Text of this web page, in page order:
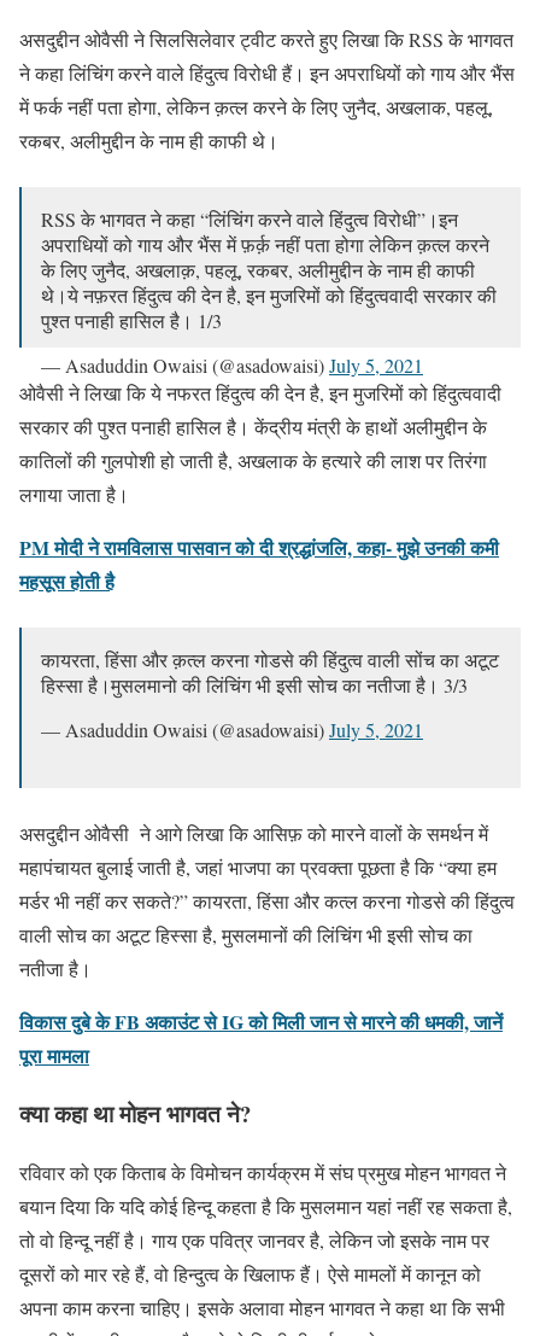
असदुद्दीन ओवैसी ने सिलसिलेवार ट्वीट करते हुए लिखा कि RSS के भागवत
ने कहा लिंचिंग करने वाले हिंदुत्व विरोधी हैं। इन अपराधियों को गाय और भैंस
में फर्क नहीं पता होगा, लेकिन क़त्ल करने के लिए जुनैद, अखलाक, पहलू,
रकबर, अलीमुद्दीन के नाम ही काफी थे।
RSS के भागवत ने कहा “लिंचिंग करने वाले हिंदुत्व विरोधी”।इन
अपराधियों को गाय और भैंस में फ़र्क़ नहीं पता होगा लेकिन क़त्ल करने
के लिए जुनैद, अखलाक़, पहलू, रकबर, अलीमुद्दीन के नाम ही काफी
थे।ये नफ़रत हिंदुत्व की देन है, इन मुजरिमों को हिंदुत्ववादी सरकार की
पुश्त पनाही हासिल है। 1/3
— Asaduddin Owaisi (@asadowaisi)July 5, 2021
ओवैसी ने लिखा कि ये नफरत हिंदुत्व की देन है, इन मुजरिमों को हिंदुत्ववादी
सरकार की पुश्त पनाही हासिल है। केंद्रीय मंत्री के हाथों अलीमुद्दीन के
कातिलों की गुलपोशी हो जाती है, अखलाक के हत्यारे की लाश पर तिरंगा
लगाया जाता है।
PM मोदी ने रामविलास पासवान को दी श्रद्धांजलि, कहा- मुझे उनकी कमी
महसूस होती है
कायरता, हिंसा और क़त्ल करना गोडसे की हिंदुत्व वाली सोंच का अटूट
हिस्सा है।मुसलमानो की लिंचिंग भी इसी सोच का नतीजा है। 3/3
— Asaduddin Owaisi (@asadowaisi)July 5, 2021
असदुद्दीन ओवैसी ने आगे लिखा कि आसिफ़ को मारने वालों के समर्थन में
महापंचायत बुलाई जाती है, जहां भाजपा का प्रवक्ता पूछता है कि “क्या हम
मर्डर भी नहीं कर सकते?” कायरता, हिंसा और कत्ल करना गोडसे की हिंदुत्व
वाली सोच का अटूट हिस्सा है, मुसलमानों की लिंचिंग भी इसी सोच का
नतीजा है।
विकास दुबे के FB अकाउंट से IG को मिली जान से मारने की धमकी, जानें
पूरा मामला
क्या कहा था मोहन भागवत ने?
रविवार को एक किताब के विमोचन कार्यक्रम में संघ प्रमुख मोहन भागवत ने
बयान दिया कि यदि कोई हिन्दू कहता है कि मुसलमान यहां नहीं रह सकता है,
तो वो हिन्दू नहीं है। गाय एक पवित्र जानवर है, लेकिन जो इसके नाम पर
दूसरों को मार रहे हैं, वो हिन्दुत्व के खिलाफ हैं। ऐसे मामलों में कानून को
अपना काम करना चाहिए। इसके अलावा मोहन भागवत ने कहा था कि सभी